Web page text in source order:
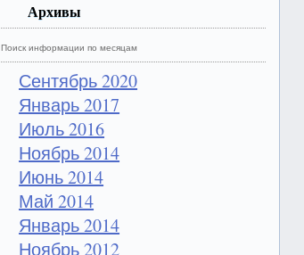
Архивы
Поиск информации по месяцам
Сентябрь 2020
Январь 2017
Июль 2016
Ноябрь 2014
Июнь 2014
Май 2014
Январь 2014
Ноябрь 2012